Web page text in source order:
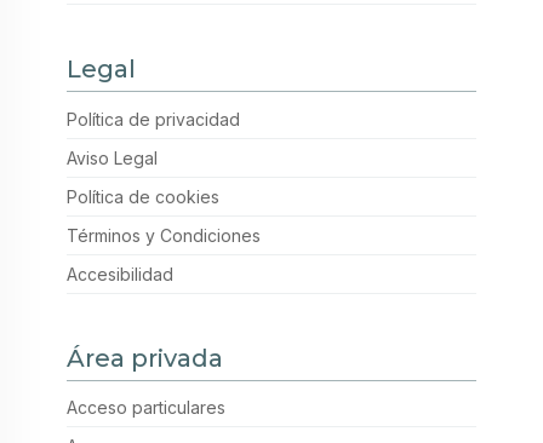
Legal
Política de privacidad
Aviso Legal
Política de cookies
Términos y Condiciones
Accesibilidad
Área privada
Acceso particulares